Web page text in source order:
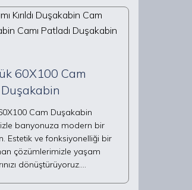
60X100 Cam
Duşakabin
Cam Duşakabin
banyonuza modern bir
Estetik ve fonksiyonelliği bir
çözümlerimizle yaşam
dönüştürüyoruz.…